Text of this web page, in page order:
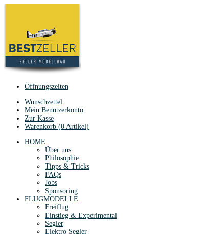
Öffnungszeiten
Wunschzettel
Mein Benutzerkonto
Zur Kasse
Warenkorb (0 Artikel)
HOME
Über uns
Philosophie
Tipps & Tricks
FAQs
Jobs
Sponsoring
FLUGMODELLE
Freiflug
Einstieg & Experimental
Segler
Elektro Segler